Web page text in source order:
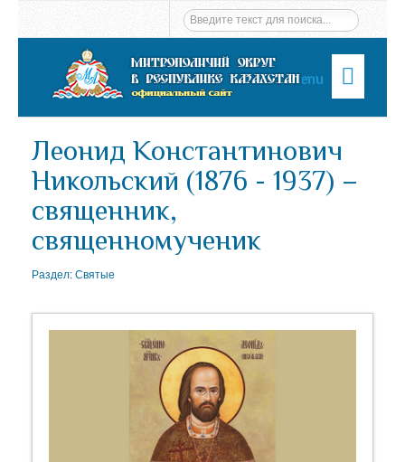
Menu
Леонид Константинович
Никольский (1876 - 1937) –
священник,
священномученик
Раздел: Святые